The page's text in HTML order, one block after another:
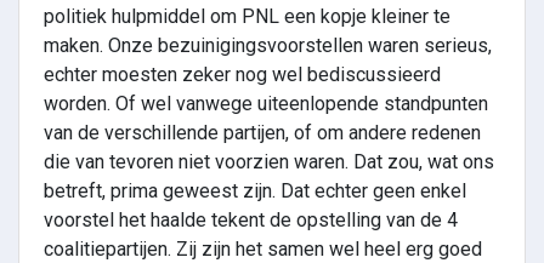
politiek hulpmiddel om PNL een kopje kleiner te
maken. Onze bezuinigingsvoorstellen waren serieus,
echter moesten zeker nog wel bediscussieerd
worden. Of wel vanwege uiteenlopende standpunten
van de verschillende partijen, of om andere redenen
die van tevoren niet voorzien waren. Dat zou, wat ons
betreft, prima geweest zijn. Dat echter geen enkel
voorstel het haalde tekent de opstelling van de 4
coalitiepartijen. Zij zijn het samen wel heel erg goed